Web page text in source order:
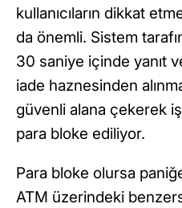
kullanıcıların dikkat
da önemli. Sistem
30 saniye içinde yanıt
iade haznesinden
güvenli alana çekerek
para bloke ediliyor.
Para bloke olursa
ATM üzerindeki